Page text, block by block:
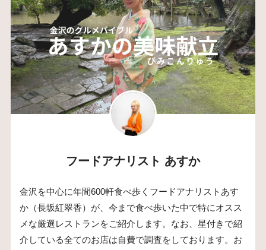
フードアナリスト あすか
金沢を中心に年間600軒食べ歩くフードアナリストあす
か（長坂紅翠香）が、今まで食べ歩いた中で特にオスス
メな厳選レストランをご紹介します。なお、星付きで紹
介している全てのお店は自費で調査をしております。お